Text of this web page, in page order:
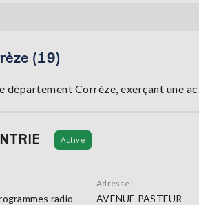
(19)
département Corrèze, exerçant une
Active
radio
Adresse :
AVENUE PASTEUR